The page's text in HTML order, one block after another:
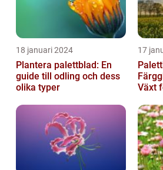
18 januari 2024
Plantera palettblad: En
guide till odling och dess
olika typer
17
Växt